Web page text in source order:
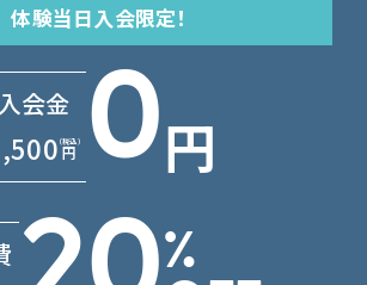
体験当日入会限定！
会金
（税込）
円 0円
%